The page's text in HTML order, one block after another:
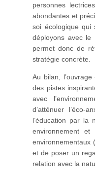
personnes
abondantes et
soi écologique qui
déployons avec
permet donc de
stratégie concrète.
Au bilan,
des pistes
avec
d’atténuer l’éco-
l’éducation par la
environnement
environnementaux
et de poser un
relation avec la